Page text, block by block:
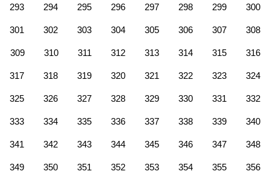
293 294 295 296 297 298 299 300
301 302 303 304 305 306 307 308
309 310 311 312 313 314 315 316
317 318 319 320 321 322 323 324
325 326 327 328 329 330 331 332
333 334 335 336 337 338 339 340
341 342 343 344 345 346 347 348
349 350 351 352 353 354 355 356